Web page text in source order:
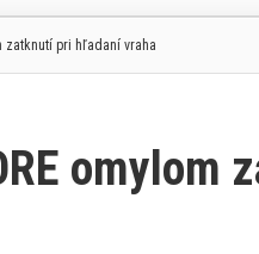
zatknutí pri hľadaní vraha
omylom